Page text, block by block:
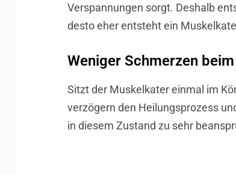
Verspannungen sorgt. Deshalb
desto eher entsteht ein
Weniger Schmerzen
Sitzt der Muskelkater einmal im
verzögern den Heilungsprozess
in diesem Zustand zu sehr